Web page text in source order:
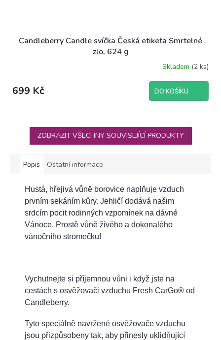
Candleberry Candle svíčka Česká etiketa Smrtelné
zlo, 624 g
Skladem (2 ks)
699 Kč DO KOŠÍKU
ZOBRAZIT VŠECHNY SOUVISEJÍCÍ PRODUKTY
Popis Ostatní informace
Hustá, hřejivá vůně borovice naplňuje vzduch
prvním sekáním kůry. Jehličí dodává našim
srdcím pocit rodinných vzpomínek na dávné
Vánoce. Prostě vůně živého a dokonalého
vánočního stromečku!
Vychutnejte si příjemnou vůni i když jste na
cestách s osvěžovači vzduchu Fresh CarGo® od
Candleberry.
Tyto speciálně navržené osvěžovače vzduchu
jsou přizpůsobeny tak, aby přinesly uklidňující